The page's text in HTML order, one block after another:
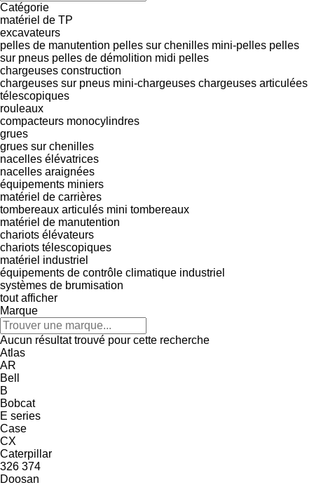
Catégorie
matériel de TP
excavateurs
pelles de manutention pelles sur chenilles mini-pelles pelles
sur pneus pelles de démolition midi pelles
chargeuses construction
chargeuses sur pneus mini-chargeuses chargeuses articulées
télescopiques
rouleaux
compacteurs monocylindres
grues
grues sur chenilles
nacelles élévatrices
nacelles araignées
équipements miniers
matériel de carrières
tombereaux articulés mini tombereaux
matériel de manutention
chariots élévateurs
chariots télescopiques
matériel industriel
équipements de contrôle climatique industriel
systèmes de brumisation
tout afficher
Marque
Aucun résultat trouvé pour cette recherche
Atlas
AR
Bell
B
Bobcat
E series
Case
CX
Caterpillar
326 374
Doosan